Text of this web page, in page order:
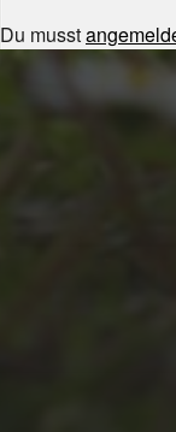
Du musst